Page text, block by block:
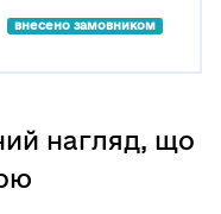
внесено замовником
нагляд, що